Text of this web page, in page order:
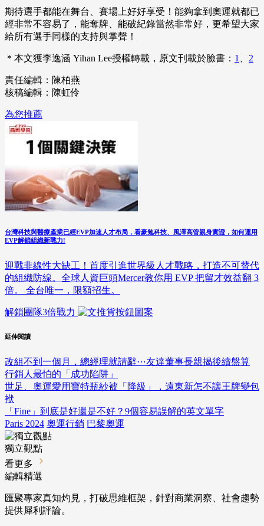
期待選手都能在舞台、賽場上好好享受！能夠拿到奧運就都已
經非常不容易了，能奪牌、能破紀錄當然非常好，更希望大家
給所有選手同樣的支持與掌聲！
＊本文獲李逸涵 Yihan Lee授權轉載，原文刊載於臉書： 1 2
責任編輯：陳柏燕
核稿編輯：陳虹伶
為您推薦
台灣科技與醫療產業已經EVP加速人才布局，看豪勉科技、風澤高管親身實證，如何運用
EVP解鎖組織新戰力!
迎戰非線性大缺工！首度引進世界級人才戰略，打造不可替代
的組織防線。全球人資巨頭Mercer教你用 EVP 把留才效益翻 3
倍。 全台唯一，限額招生。
解鎖團隊3倍戰力
延伸閱讀
改組不到一個月，總經理就請辭⋯友達董事長親揭後續盤算
行銷人最怕的「成功陷阱」
世足、奧運愛用寶特瓶紗被「降級」，遠東新怎不讓王牌變包
袱
「Fine」到底是好還是不好？9個容易誤解的英文單字
Paris 2024 奧運行銷 巴黎奧運
獨立觀點
看更多
編輯精選
匯聚專家真知灼見，打破思維框架，針對商業洞察、社會趨勢
提供犀利評論。